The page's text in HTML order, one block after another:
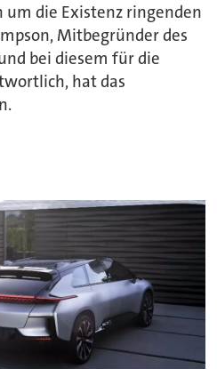
um die Existenz ringenden
Mitbegründer des
bei diesem für die
hat das